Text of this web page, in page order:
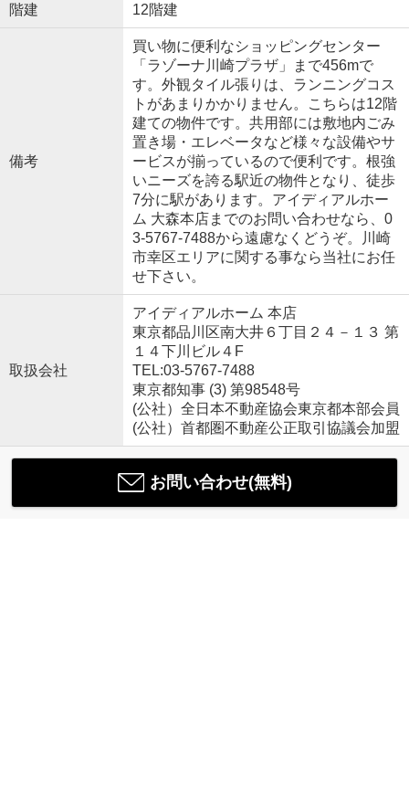
階建 12階建
備考
買い物に便利なショッピングセンター
「ラゾーナ川崎プラザ」まで456mで
す。外観タイル張りは、ランニングコス
トがあまりかかりません。こちらは12階
建ての物件です。共用部には敷地内ごみ
置き場・エレベータなど様々な設備やサ
ービスが揃っているので便利です。根強
いニーズを誇る駅近の物件となり、徒歩
7分に駅があります。アイディアルホー
ム 大森本店までのお問い合わせなら、0
3-5767-7488から遠慮なくどうぞ。川崎
市幸区エリアに関する事なら当社にお任
せ下さい。
取扱会社
アイディアルホーム 本店
東京都品川区南大井６丁目２４－１３ 第
１４下川ビル４F
TEL:03-5767-7488
東京都知事 (3) 第98548号
(公社）全日本不動産協会東京都本部会員
(公社）首都圏不動産公正取引協議会加盟
お問い合わせ(無料)